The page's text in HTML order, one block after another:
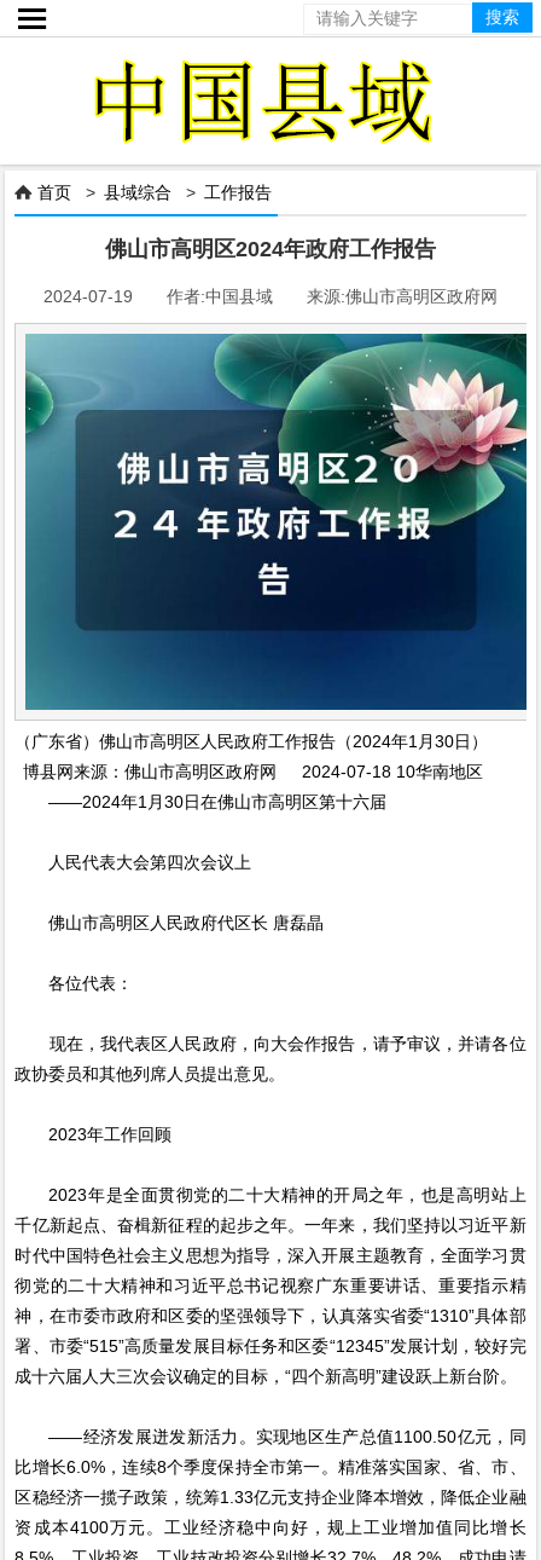

 首页 >县域综合 > 工作报告
佛山市高明区2024年政府工作报告
2024-07-19 作者:中国县域 来源:佛山市高明区政府网
（广东省）佛山市高明区人民政府工作报告（2024年1月30日）
博县网来源：佛山市高明区政府网 2024-07-18 10华南地区
——2024年1月30日在佛山市高明区第十六届
人民代表大会第四次会议上
佛山市高明区人民政府代区长 唐磊晶
各位代表：
现在，我代表区人民政府，向大会作报告，请予审议，并请各位
政协委员和其他列席人员提出意见。
2023年工作回顾
2023年是全面贯彻党的二十大精神的开局之年，也是高明站上
千亿新起点、奋楫新征程的起步之年。一年来，我们坚持以习近平新
时代中国特色社会主义思想为指导，深入开展主题教育，全面学习贯
彻党的二十大精神和习近平总书记视察广东重要讲话、重要指示精
神，在市委市政府和区委的坚强领导下，认真落实省委“1310”具体部
署、市委“515”高质量发展目标任务和区委“12345”发展计划，较好完
成十六届人大三次会议确定的目标，“四个新高明”建设跃上新台阶。
——经济发展迸发新活力。实现地区生产总值1100.50亿元，同
比增长6.0%，连续8个季度保持全市第一。精准落实国家、省、市、
区稳经济一揽子政策，统筹1.33亿元支持企业降本增效，降低企业融
资成本4100万元。工业经济稳中向好，规上工业增加值同比增长